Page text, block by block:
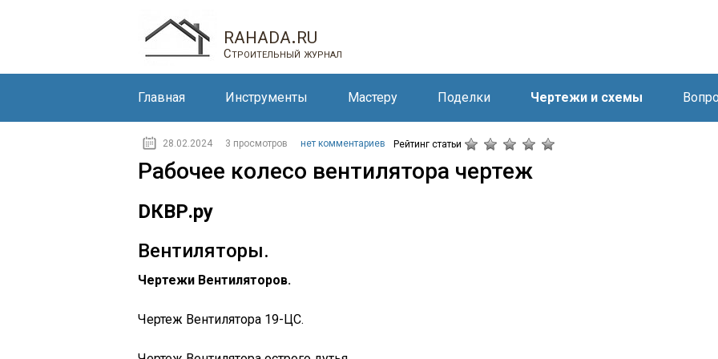
rahada.ru
Строительный журнал
Главная Инструменты Мастеру Поделки Чертежи и схемы
28.02.2024 3 просмотров нет комментариев Рейтинг статьи
Рабочее колесо вентилятора чертеж
DКВР.ру
Вентиляторы.
Чертежи Вентиляторов.
Чертеж Вентилятора 19-ЦС.